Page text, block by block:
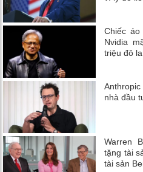
Chiếc
Nvidia
triệu đô
nhà đầu
Warren
tặng tài
tài sản